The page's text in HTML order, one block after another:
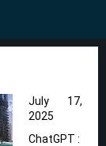
July 17,
2025
ChatGPT :